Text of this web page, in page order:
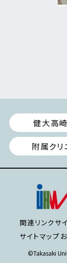
健大高
附属クリ
関連リンク サ
サイトマップ
©Takasaki